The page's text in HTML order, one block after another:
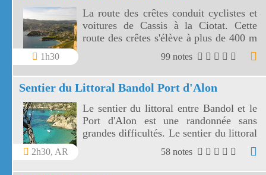
1h30
La route des crêtes conduit cyclistes et
voitures de Cassis à la Ciotat. Cette
route des crêtes s'élève à plus de 400 m
et surplombe la mer au travers plusieurs
99 notes
Sentier du Littoral Bandol Port d'Alon
2h30, AR
Le sentier du littoral entre Bandol et le
Port d'Alon est une randonnée sans
grandes difficultés. Le sentier du littoral
Bandol Port d'Alon offre des paysages
58 notes